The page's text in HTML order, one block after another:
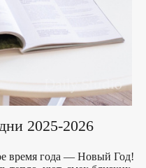
2025-2026
время года — Новый Год!